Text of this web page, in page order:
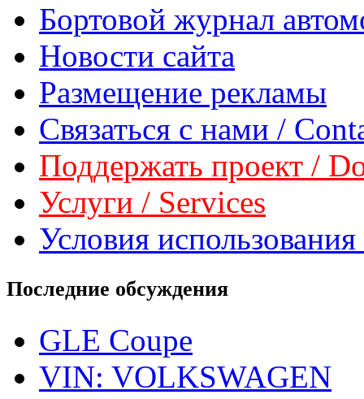
Бортовой журнал
Новости сайта
Размещение рекламы
Связаться с нами /
Поддержать проект /
Услуги / Services
Условия
Последние обсуждения
GLE Coupe
VIN: VOLKSWAGEN